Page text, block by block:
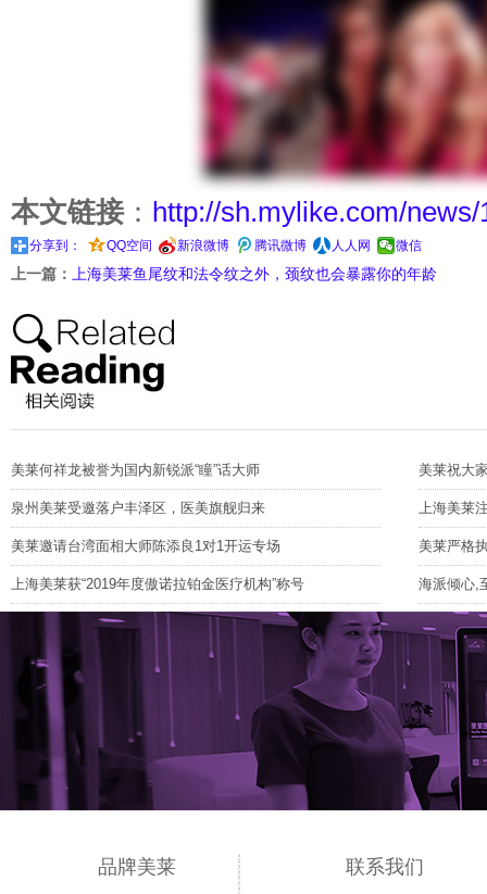
本文链接： http://sh.mylike.com/
分享到： QQ空间 新浪微博 腾讯微博 人人网 微信
上一篇： 上海美莱鱼尾纹和法令纹之外，颈纹也会暴露你的年龄
美莱何祥龙被誉为国内新锐派“瞳”话大师 美莱祝大
泉州美莱受邀落户丰泽区，医美旗舰归来 上海美莱
美莱邀请台湾面相大师陈添良1对1开运专场 美莱严格
上海美莱获“2019年度傲诺拉铂金医疗机构”称号 海派倾心,
品牌美莱 联系我们